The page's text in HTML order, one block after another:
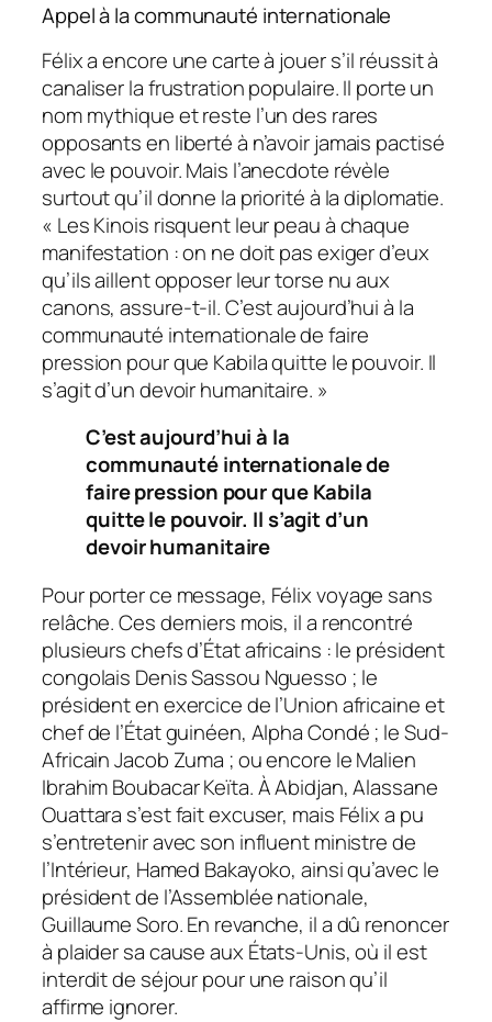
Appel à la communauté internationale
Félix a encore une carte à jouer s’il réussit à
canaliser la frustration populaire. Il porte un
nom mythique et reste l’un des rares
opposants en liberté à n’avoir jamais pactisé
avec le pouvoir. Mais l’anecdote révèle
surtout qu’il donne la priorité à la diplomatie.
« Les Kinois risquent leur peau à chaque
manifestation : on ne doit pas exiger d’eux
qu’ils aillent opposer leur torse nu aux
canons, assure-t-il. C’est aujourd’hui à la
communauté internationale de faire
pression pour que Kabila quitte le pouvoir. Il
s’agit d’un devoir humanitaire. »
C’est aujourd’hui à la
communauté internationale de
faire pression pour que Kabila
quitte le pouvoir. Il s’agit d’un
devoir humanitaire
Pour porter ce message, Félix voyage sans
relâche. Ces derniers mois, il a rencontré
plusieurs chefs d’État africains : le président
congolais Denis Sassou Nguesso ; le
président en exercice de l’Union africaine et
chef de l’État guinéen, Alpha Condé ; le Sud-
Africain Jacob Zuma ; ou encore le Malien
Ibrahim Boubacar Keïta. À Abidjan, Alassane
Ouattara s’est fait excuser, mais Félix a pu
s’entretenir avec son influent ministre de
l’Intérieur, Hamed Bakayoko, ainsi qu’avec le
président de l’Assemblée nationale,
Guillaume Soro. En revanche, il a dû renoncer
à plaider sa cause aux États-Unis, où il est
interdit de séjour pour une raison qu’il
affirme ignorer.